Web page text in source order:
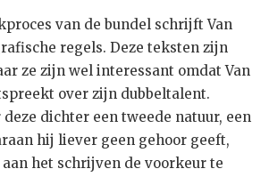
van de bundel schrijft Van
regels. Deze teksten zijn
ze zijn wel interessant omdat Van
over zijn dubbeltalent.
deze dichter een tweede natuur, een
hij liever geen gehoor geeft,
het schrijven de voorkeur te